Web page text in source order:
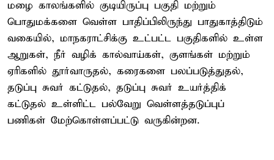
மழை காலங்களில் குடியிருப்பு பகுதி மற்றும்
பொதுமக்களை வெள்ள பாதிப்பிலிருந்து பாதுகாத்திடும்
வகையில், மாநகராட்சிக்கு உட்பட்ட பகுதிகளில் உள்ள
ஆறுகள், நீர் வழிக் கால்வாய்கள், குளங்கள் மற்றும்
ஏரிகளில் தூர்வாருதல், கரைகளை பலப்படுத்துதல்,
தடுப்பு சுவர் கட்டுதல், தடுப்பு சுவர் உயர்த்திக்
கட்டுதல் உள்ளிட்ட பல்வேறு வெள்ளத்தடுப்புப்
பணிகள் மேற்கொள்ளப்பட்டு வருகின்றன.